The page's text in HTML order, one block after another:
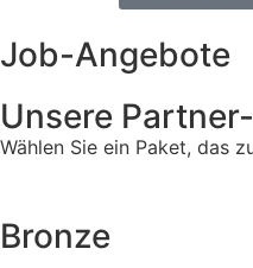
Job-Angebote
Unsere
Wählen Sie ein Paket, das
Bronze